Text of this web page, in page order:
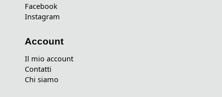
Facebook
Instagram
Account
Il mio account
Contatti
Chi siamo